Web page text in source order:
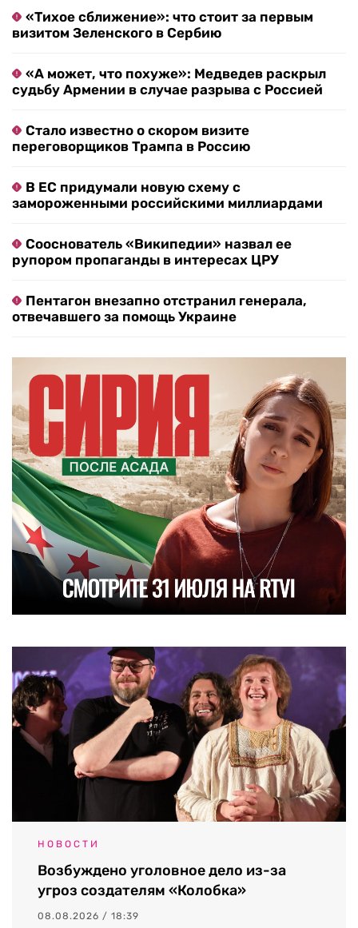
«Тихое сближение»: что стоит за первым
визитом Зеленского в Сербию
«А может, что похуже»: Медведев раскрыл
судьбу Армении в случае разрыва с Россией
Стало известно о скором визите
переговорщиков Трампа в Россию
В ЕС придумали новую схему с
замороженными российскими миллиардами
Сооснователь «Википедии» назвал ее
рупором пропаганды в интересах ЦРУ
Пентагон внезапно отстранил генерала,
отвечавшего за помощь Украине
НОВОСТИ
Возбуждено уголовное дело из-за
угроз создателям «Колобка»
08.08.2026 / 18:39